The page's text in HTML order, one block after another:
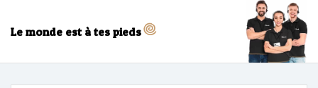
Le monde est à tes pieds